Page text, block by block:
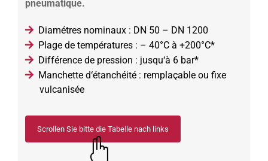
pneumatique.
Diamétres nominaux : DN 50 – DN 1200
Plage de températures : – 40°C à +200°C*
Différence de pression : jusqu‘à 6 bar*
Manchette d‘étanchéité : remplaçable ou fixe
vulcanisée
Scrollen Sie bitte die Tabelle nach links